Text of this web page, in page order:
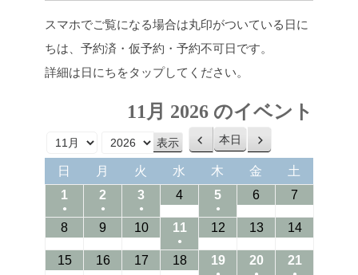
スマホでご覧になる場合は丸印がついている日に
ちは、予約済・仮予約・予約不可日です。
詳細は日にちをタップしてください。
11月 2026 のイベント
前
へ
本日
次
へ
日 月 火 水 木 金 土
101/11/2026
●
(1
2 02/11/2026
●
(1
303/11/2026
●
(1
event)
404/11/2026
505/11/2026
●
(1
606/11/2026
7
808/11/2026
9 09/11/2026
1010/11/2026
1111/11/2026
●
(1
1212/11/2026
1313/11/2026
1414/11/
1515/11/2026
1616/11/2026
1717/11/2026
1818/11/2026
1919/11/2026
2020/11/2026
2121/11/